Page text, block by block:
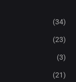
(34)
(23)
(3)
(21)